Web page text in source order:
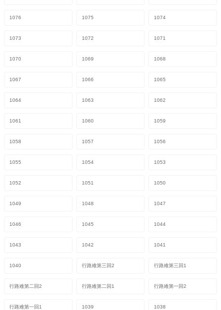
1076 1075 1074
1073 1072 1071
1070 1069 1068
1067 1066 1065
1064 1063 1062
1061 1060 1059
1058 1057 1056
1055 1054 1053
1052 1051 1050
1049 1048 1047
1046 1045 1044
1043 1042 1041
1040 行路难第三回2 行路难第三回1
行路难第二回2 行路难第二回1 行路难第一回2
行路难第一回1 1039 1038